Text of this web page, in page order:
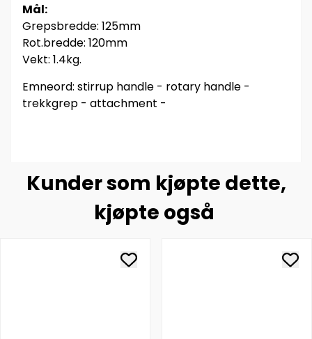
Mål:
Grepsbredde: 125mm
Rot.bredde: 120mm
Vekt: 1.4kg.
Emneord: stirrup handle - rotary handle -
trekkgrep - attachment -
Kunder som kjøpte dette,
kjøpte også